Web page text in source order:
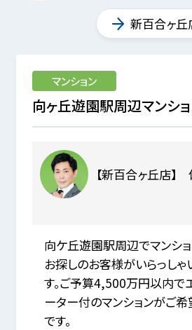
新百合ヶ
マンション
向ヶ丘遊園駅周辺マンシ
【新百合ヶ丘店
向ケ丘遊園駅周辺でマンシ
お探しのお客様がいらっしゃ
す。ご予算4,500万円以内で
ーター付のマンションがご
です。